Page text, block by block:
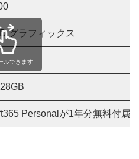
グラフィックス
Personalが1年分無料付属
ルできます